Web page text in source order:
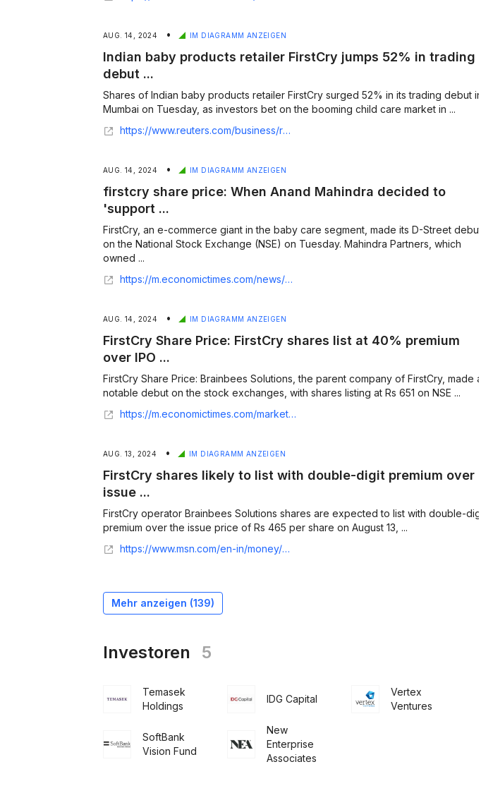
AUG. 14, 2024 • IM DIAGRAMM ANZEIGEN
Indian baby products retailer FirstCry jumps 52% in trading
debut ...
Shares of Indian baby products retailer FirstCry surged 52% in its trading debut in
Mumbai on Tuesday, as investors bet on the booming child care market in ...
https://www.reuters.com/business/retail-consumer/indian-baby-products-retailer-firstcry-jumps-40-debut-trade-2024-08-13/
AUG. 14, 2024 • IM DIAGRAMM ANZEIGEN
firstcry share price: When Anand Mahindra decided to
'support ...
FirstCry, an e-commerce giant in the baby care segment, made its D-Street debut
on the National Stock Exchange (NSE) on Tuesday. Mahindra Partners, which
owned ...
https://m.economictimes.com/news/company/corporate-trends/anand-mahindra-firstcry-share-price-mahindra-group-stake-baby-care-startup-nse-supam-maheshwari/articleshow/112497576.cms
AUG. 14, 2024 • IM DIAGRAMM ANZEIGEN
FirstCry Share Price: FirstCry shares list at 40% premium
over IPO ...
FirstCry Share Price: Brainbees Solutions, the parent company of FirstCry, made a
notable debut on the stock exchanges, with shares listing at Rs 651 on NSE ...
https://m.economictimes.com/markets/stocks/news/firstcry-shares-lists-at-40-premium-over-ipo-price/articleshow/112483536.cms
AUG. 13, 2024 • IM DIAGRAMM ANZEIGEN
FirstCry shares likely to list with double-digit premium over
issue ...
FirstCry operator Brainbees Solutions shares are expected to list with double-digit
premium over the issue price of Rs 465 per share on August 13, ...
https://www.msn.com/en-in/money/markets/firstcry-shares-likely-to-list-with-double-digit-premium-over-issue-price-on-august-13/ar-AA1oEJZz
Mehr anzeigen (139)
Investoren 5
Temasek
Holdings
IDG Capital
Vertex
Ventures
SoftBank
Vision Fund
New
Enterprise
Associates